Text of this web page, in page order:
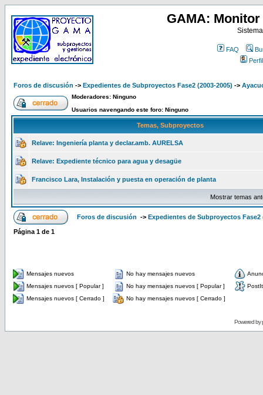
GAMA:
FAQ
Perfil
Foros de discusión -> Expedientes de Subproyectos Fase2 (2003-2005) ->
Moderadores: Ninguno
Usuarios navengando este foro: Ninguno
Temas, Subproyectos
Relave: Ingeniería planta y declar.amb. AURELSA
Relave: Expediente técnico para agua y desagüe
Francisco Lara, Instalación y puesta en operación de planta
Mostrar temas
Foros de discusión -> Expedientes de Subproyectos Fase2
Página 1 de 1
Mensajes nuevos No hay mensajes nuevos
Mensajes nuevos [ Popular ]
No hay mensajes nuevos [ Popular ]
PostIt
Mensajes nuevos [ Cerrado ]
No hay mensajes nuevos [ Cerrado ]
Powered by